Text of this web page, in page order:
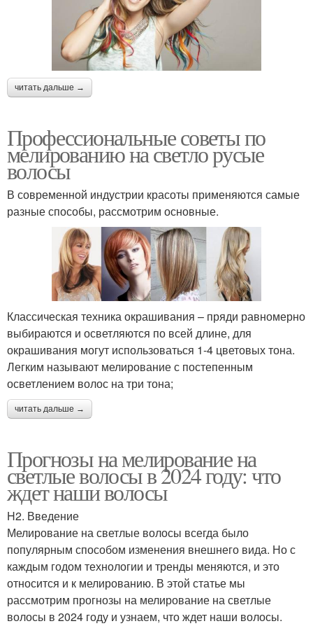
читать дальше →
Профессиональные советы по
мелированию на светло русые
волосы
В современной индустрии красоты применяются самые
разные способы, рассмотрим основные.
Классическая техника окрашивания – пряди равномерно
выбираются и осветляются по всей длине, для
окрашивания могут использоваться 1-4 цветовых тона.
Легким называют мелирование с постепенным
осветлением волос на три тона;
читать дальше →
Прогнозы на мелирование на
светлые волосы в 2024 году: что
ждет наши волосы
H2. Введение
Мелирование на светлые волосы всегда было
популярным способом изменения внешнего вида. Но с
каждым годом технологии и тренды меняются, и это
относится и к мелированию. В этой статье мы
рассмотрим прогнозы на мелирование на светлые
волосы в 2024 году и узнаем, что ждет наши волосы.